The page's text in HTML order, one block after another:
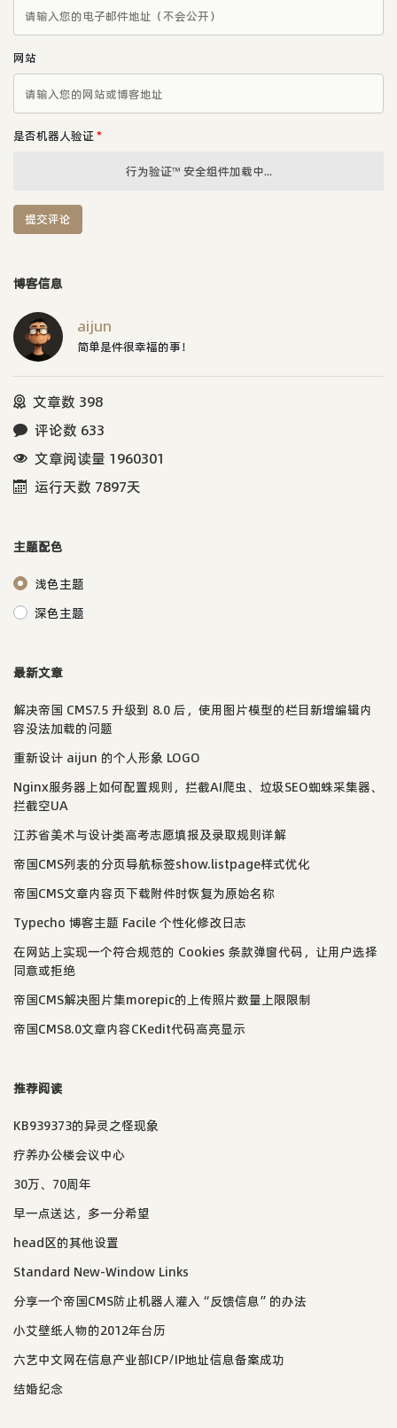
网站
是否机器人验证 *
行为验证™ 安全组件加载中...
提交评论
博客信息
aijun
简单是件很幸福的事！
文章数 398
评论数 633
文章阅读量 1960301
运行天数 7897天
主题配色
浅色主题
深色主题
最新文章
解决帝国 CMS7.5 升级到 8.0 后，使用图片模型的栏目新增编辑内
容没法加载的问题
重新设计 aijun 的个人形象 LOGO
Nginx服务器上如何配置规则，拦截AI爬虫、垃圾SEO蜘蛛采集器、
拦截空UA
江苏省美术与设计类高考志愿填报及录取规则详解
帝国CMS列表的分页导航标签show.listpage样式优化
帝国CMS文章内容页下载附件时恢复为原始名称
Typecho 博客主题 Facile 个性化修改日志
在网站上实现一个符合规范的 Cookies 条款弹窗代码，让用户选择
同意或拒绝
帝国CMS解决图片集morepic的上传照片数量上限限制
帝国CMS8.0文章内容CKedit代码高亮显示
推荐阅读
KB939373的异灵之怪现象
疗养办公楼会议中心
30万、70周年
早一点送达，多一分希望
head区的其他设置
Standard New-Window Links
分享一个帝国CMS防止机器人灌入“反馈信息”的办法
小艾壁纸人物的2012年台历
六艺中文网在信息产业部ICP/IP地址信息备案成功
结婚纪念